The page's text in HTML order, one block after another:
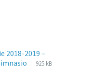
2018-2019 –
Extensiones
pdf
Tamaño
925 kB